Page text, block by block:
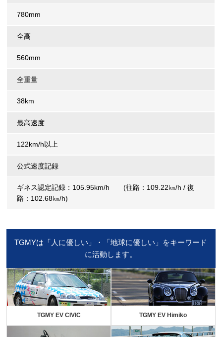
780mm
全高
560mm
全重量
38km
最高速度
122km/h以上
公式速度記録
ギネス認定記録：105.95km/h (往路：109.22㎞/h / 復
路：102.68㎞/h)
TGMYは「人に優しい」・「地球に優しい」をキーワード
に活動します。
TGMY EV CIVIC TGMY EV Himiko